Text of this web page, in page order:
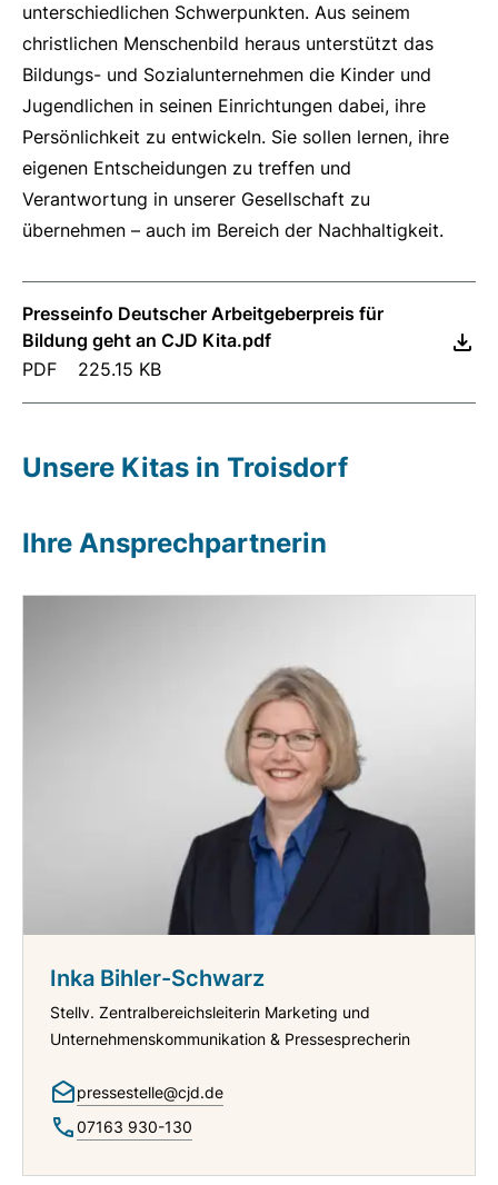
unterschiedlichen Schwerpunkten. Aus seinem
christlichen Menschenbild heraus unterstützt das
Bildungs- und Sozialunternehmen die Kinder und
Jugendlichen in seinen Einrichtungen dabei, ihre
Persönlichkeit zu entwickeln. Sie sollen lernen, ihre
eigenen Entscheidungen zu treffen und
Verantwortung in unserer Gesellschaft zu
übernehmen – auch im Bereich der Nachhaltigkeit.
Presseinfo Deutscher Arbeitgeberpreis für
Bildung geht an CJD Kita.pdf
PDF
225.15 KB
Unsere Kitas in Troisdorf
Ihre Ansprechpartnerin
Inka Bihler-Schwarz
Stellv. Zentralbereichsleiterin Marketing und
Unternehmenskommunikation & Pressesprecherin
pressestelle@cjd.de
07163 930-130